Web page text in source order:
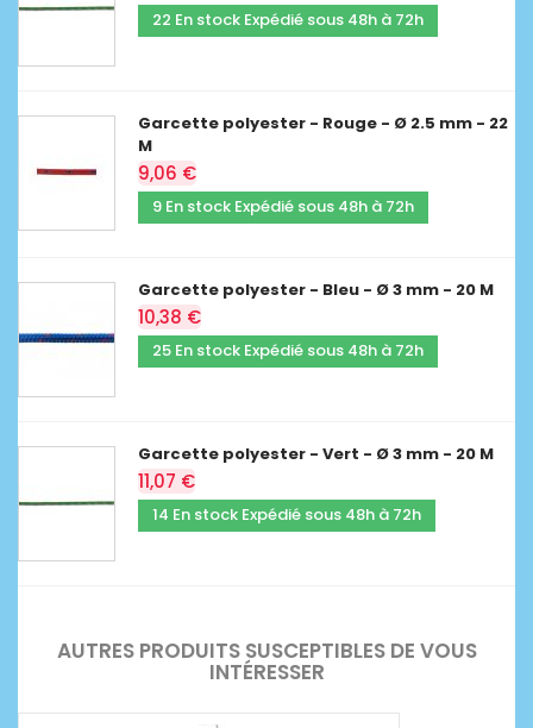
22 En stock Expédié sous 48h à 72h
Garcette polyester - Rouge - Ø 2.5 mm - 22
M
9,06 €
9 En stock Expédié sous 48h à 72h
Garcette polyester - Bleu - Ø 3 mm - 20 M
10,38 €
25 En stock Expédié sous 48h à 72h
Garcette polyester - Vert - Ø 3 mm - 20 M
11,07 €
14 En stock Expédié sous 48h à 72h
AUTRES PRODUITS SUSCEPTIBLES DE VOUS
INTÉRESSER